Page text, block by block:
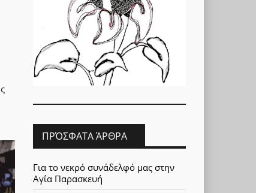
ΠΡΌΣΦΑΤΑ ΆΡΘΡΑ
Για το νεκρό συνάδελφό μας στην
Αγία Παρασκευή